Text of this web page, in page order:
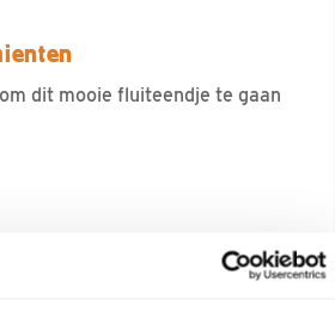
dit mooie fluiteendje te gaan